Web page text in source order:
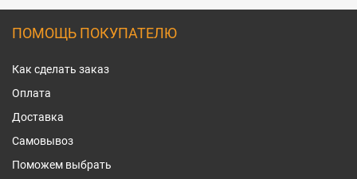
ПОМОЩЬ ПОКУПАТЕЛЮ
Как сделать заказ
Оплата
Доставка
Самовывоз
Поможем выбрать